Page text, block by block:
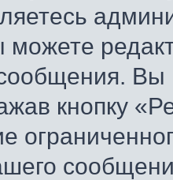
Вы
кнопку